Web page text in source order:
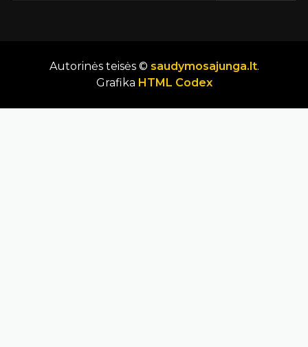
Autorinės teisės © saudymosajunga.lt.
Grafika HTML Codex